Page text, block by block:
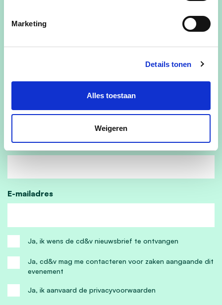
Marketing
Details tonen
Alles toestaan
Weigeren
people you know.
Kom jij ook?
Achternaam
E-mailadres
Ja, ik wens de cd&v nieuwsbrief te ontvangen
Ja, cd&v mag me contacteren voor zaken aangaande dit
evenement
Ja, ik aanvaard de privacyvoorwaarden